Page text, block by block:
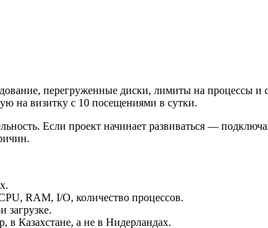
перегруженные диски, лимиты на процессы
на визитку с 10 посещениями в сутки.
Если проект начинает развиваться —
RAM, I/O, количество процессов.
загрузке.
в Казахстане, а не в Нидерландах.